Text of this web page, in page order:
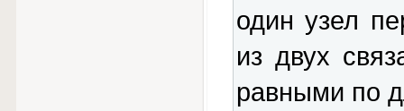
один узел
из двух
равными по